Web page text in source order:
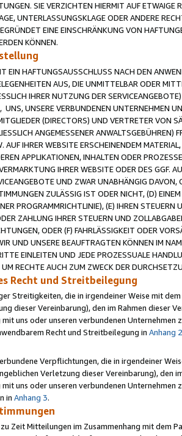
SIE VERZICHTEN HIERMIT AUF
UNTERLASSUNGSKLAGE ODER ANDERE
EINE EINSCHRÄNKUNG VON
KÖNNEN.
EIN HAFTUNGSAUSSCHLUSS NACH DEN
AUS, DIE UNMITTELBAR ODER
IHRER NUTZUNG DER
UNS, UNSERE VERBUNDENEN UNTERNEHMEN
(DIRECTORS) UND VERTRETER VON
ANGEMESSENER
AUF IHRER WEBSITE ERSCHEINENDEM
APPLIKATIONEN, INHALTEN ODER
IHRER WEBSITE ODER DES GGF.
UND ZWAR UNABHÄNGIG
ZULÄSSIG IST ODER NICHT, (D)
PROGRAMMRICHTLINIE), (E) IHREN
ZAHLUNG IHRER STEUERN UND
ODER (F) FAHRLÄSSIGKEIT ODER
UND UNSERE BEAUFTRAGTEN KÖNNEN IM
EINLEITEN UND JEDE PROZESSUALE
UM RECHTE AUCH ZUM ZWECK DER
Recht und Streitbeilegung
Streitigkeiten, die in irgendeiner Weise mit
dieser Vereinbarung), den im Rahmen dieser
uns oder unseren verbundenen
Recht und Streitbeilegung in Anhang 2
Verpflichtungen, die in irgendeiner
Verletzung dieser Vereinbarung), den
uns oder unseren verbundenen
in Anhang 3.
Zeit Mitteilungen im Zusammenhang mit dem